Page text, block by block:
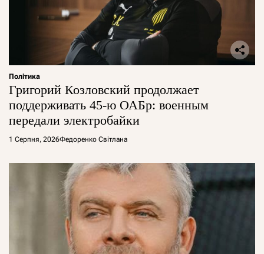
Політика
Григорий Козловский продолжает
поддерживать 45-ю ОАБр: военным
передали электробайки
1 Серпня, 2026Федоренко Світлана